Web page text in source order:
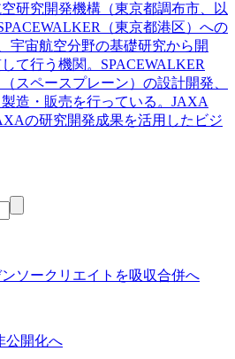
研究開発機構（東京都調布市、以
（東京都港区）への
宇宙航空分野の基礎研究から開
て行う機関。SPACEWALKER
スペースプレーン）の設計開発、
造・販売を行っている。JAXA
の研究開発成果を活用したビジ
ソークリエイトを吸収合併へ
公開化へ